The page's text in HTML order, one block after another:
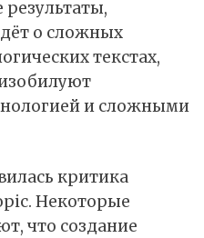
о сложных
текстах,
и сложными
критика
Некоторые
что создание